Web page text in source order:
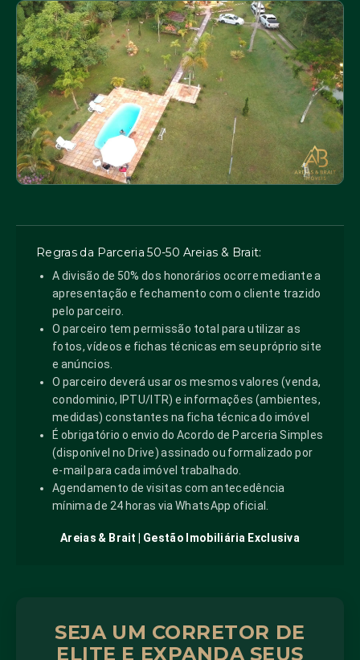
Regras da Parceria 50-50 Areias & Brait:
A divisão de 50% dos honorários ocorre mediante a
apresentação e fechamento com o cliente trazido
pelo parceiro.
O parceiro tem permissão total para utilizar as
fotos, vídeos e fichas técnicas em seu próprio site
e anúncios.
O parceiro deverá usar os mesmos valores (venda,
condominio, IPTU/ITR) e informações (ambientes,
medidas) constantes na ficha técnica do imóvel
É obrigatório o envio do Acordo de Parceria Simples
(disponível no Drive) assinado ou formalizado por
e-mail para cada imóvel trabalhado.
Agendamento de visitas com antecedência
mínima de 24 horas via WhatsApp oficial.
Areias & Brait | Gestão Imobiliária Exclusiva
SEJA UM CORRETOR DE
ELITE E EXPANDA SEUS